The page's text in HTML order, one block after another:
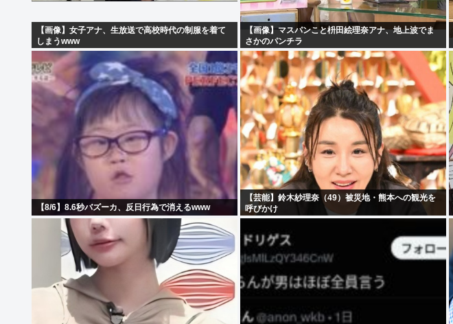
【画像】女子アナ、生放送で高校時代の制服を着て
しまうwww
【画像】マスパンこと枡田絵理奈アナ、地上波でま
さかのパンチラ
【8/6】8.6秒バズーカ、反日行為で消えるwww
【芸能】鈴木紗理奈（49）被災地・熊本への観光を
呼びかけ